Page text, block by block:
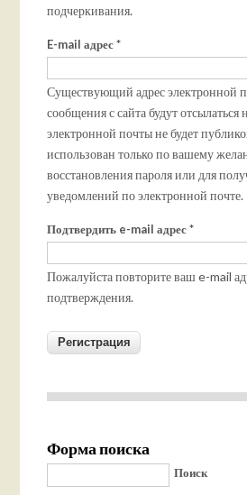
подчеркивания.
E-mail адрес*
Существующий адрес электронной
сообщения с сайта будут отсылаться
электронной почты не будет
использован только по вашему
восстановления пароля или для
уведомлений по электронной почте.
Подтвердить e-mail адрес*
Пожалуйста повторите ваш e-mail
подтверждения.
Форма поиска
Поиск